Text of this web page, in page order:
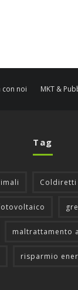
con noi MKT &
Tag
Coldiretti
maltrattamento
risparmio